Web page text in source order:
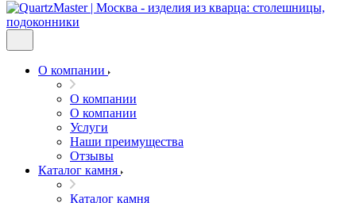
О компании
О компании
О компании
Услуги
Наши преимущества
Отзывы
Каталог камня
Каталог камня